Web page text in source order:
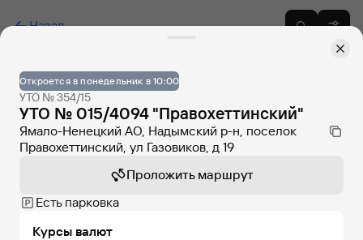
Назад
Откроется в понедельник в 10:00
УТО № 354/15
УТО № 015/4094 "Правохеттинский"
Ямало-Ненецкий АО, Надымский р-н, поселок
Правохеттинский, ул Газовиков, д 19
Проложить маршрут
Есть парковка
Курсы валют